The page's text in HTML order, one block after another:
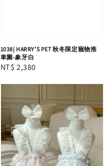
1038| HARRY’S PET 秋冬限定寵物推
車圍-象牙白
Regular
NT$ 2,380